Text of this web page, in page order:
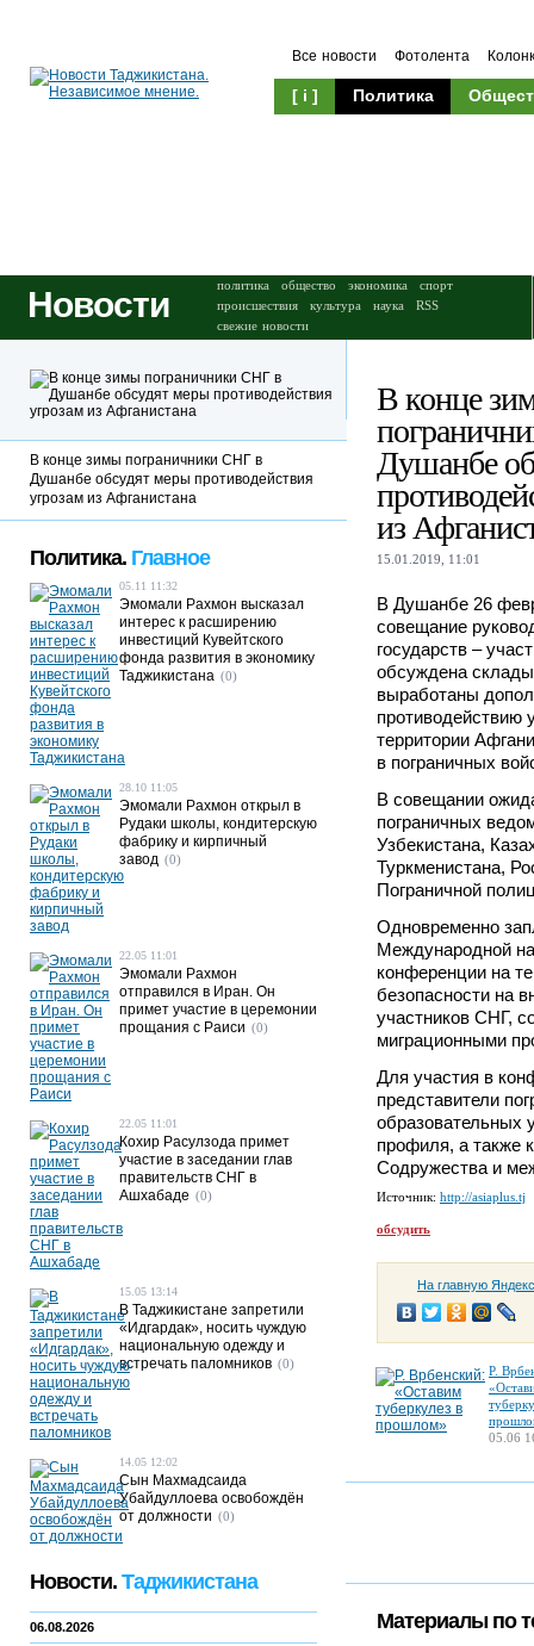
Все новости Фотолента
[ i ] Политика
Новости политика общество экономика
спорт
происшествия
культура наука
RSS
свежие новости
В конце
Душанбе
из
15.01.2019, 11:01
В Душанбе 26
совещание
государств –
обсуждена
выработаны
противодействию
территории
в пограничных
В совещании
пограничных
Узбекистана,
Туркменистана,
Пограничной
Одновременно
Международной
конференции на
безопасности на
участников СНГ,
миграционными
Для участия в
представители
образовательных
профиля, а также
Содружества и
Источник: http://asiaplus.tj
обсудить
На главную
Р.
05.06
Материалы по
В конце зимы пограничники СНГ в
Душанбе обсудят меры противодействия
угрозам из Афганистана
Политика. Главное
05.11 11:32
Эмомали Рахмон высказал
интерес к расширению
инвестиций Кувейтского
фонда развития в экономику
Таджикистана (0)
28.10 11:05
Эмомали Рахмон открыл в
Рудаки школы, кондитерскую
фабрику и кирпичный
завод (0)
22.05 11:01
Эмомали Рахмон
отправился в Иран. Он
примет участие в церемонии
прощания с Раиси (0)
22.05 11:01
Кохир Расулзода примет
участие в заседании глав
правительств СНГ в
Ашхабаде (0)
15.05 13:14
В Таджикистане запретили
«Идгардак», носить чуждую
национальную одежду и
встречать паломников (0)
14.05 12:02
Сын Махмадсаида
Убайдуллоева освобождён
от должности (0)
Новости. Таджикистана
06.08.2026